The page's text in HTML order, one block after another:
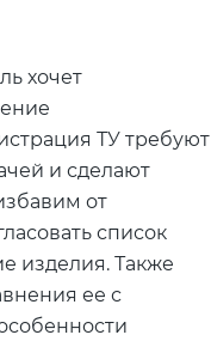
хочет
ТУ требуют
и сделают
от
список
изделия. Также
ее с